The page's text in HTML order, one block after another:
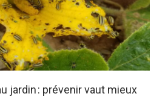
jardin : prévenir vaut mieux